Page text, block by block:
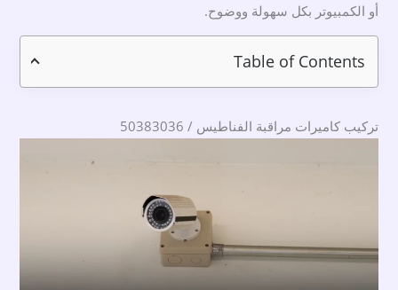
أو الكمبيوتر بكل سهولة ووضوح.
Table of Contents
تركيب كاميرات مراقبة الفناطيس / 50383036